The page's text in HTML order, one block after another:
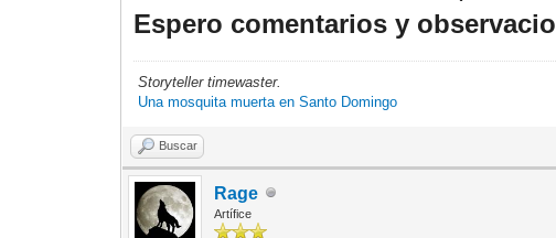
Espero comentarios y
Storyteller timewaster.
Una mosquita muerta en Santo Domingo
Buscar
Rage
Artífice